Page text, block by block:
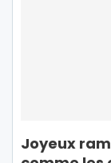
Joyeux